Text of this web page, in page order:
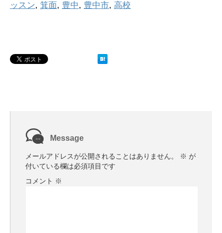
ッスン, 箕面, 豊中, 豊中市, 高校
Message
メールアドレスが公開されることはありません。 ※ が
付いている欄は必須項目です
コメント ※